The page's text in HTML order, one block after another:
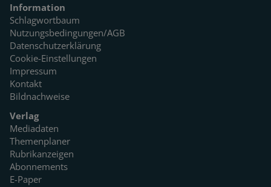
Information
Schlagwortbaum
Nutzungsbedingungen/AGB
Datenschutzerklärung
Cookie-Einstellungen
Impressum
Kontakt
Bildnachweise
Verlag
Mediadaten
Themenplaner
Rubrikanzeigen
Abonnements
E-Paper